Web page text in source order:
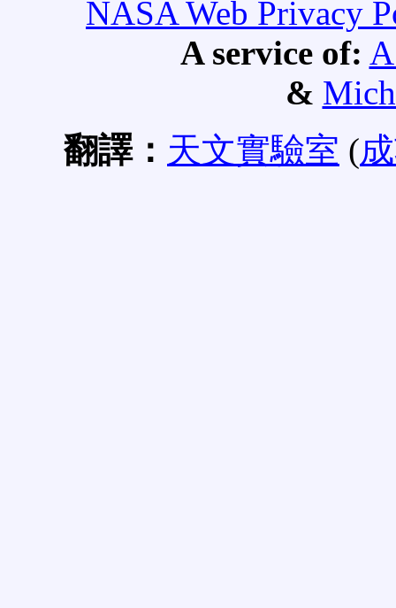
NASA Web Privacy
A service of:
&
翻譯： 天文實驗室 (